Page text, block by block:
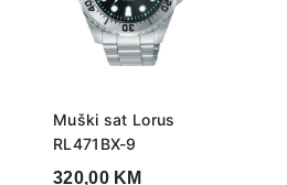
Muški sat Lorus
RL471BX-9
320,00 KM